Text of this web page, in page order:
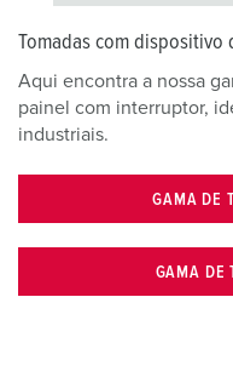
Tomadas com dispositivo
Aqui encontra a nossa
painel com interruptor,
industriais.
GAMA DE
GAMA DE